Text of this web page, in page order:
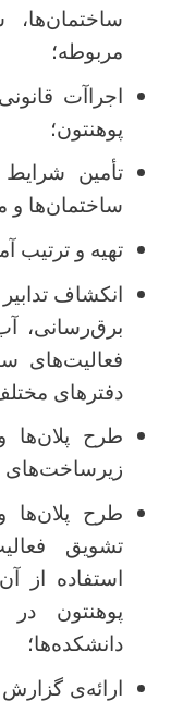
مربوطه؛
اجراآت
پوهنتون؛
تأمین
ساختمان‌ها و
تهیه و ترتیب
انکشاف
برق‌رسانی،
فعالیت‌های
دفترهای
طرح پلان‌ها
زیرساخت‌های
طرح پلان‌ها
تشویق
استفاده
پوهنتون
دانشکده‌ها؛
ارائه‌ی